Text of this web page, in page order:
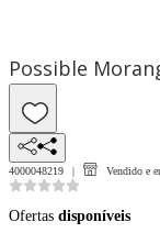
Possible
4000048219 Vendido e
Ofertas disponíveis